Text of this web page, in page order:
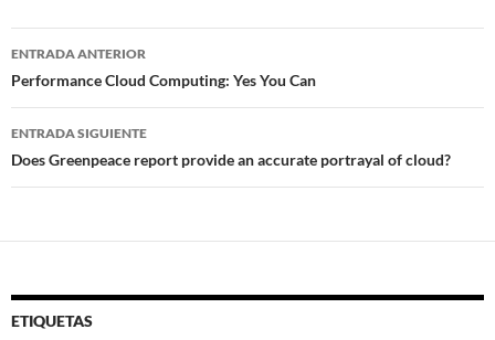
Navegador
de
entradas
ENTRADA ANTERIOR
Performance Cloud Computing: Yes You Can
ENTRADA SIGUIENTE
Does Greenpeace report provide an accurate portrayal of cloud?
ETIQUETAS